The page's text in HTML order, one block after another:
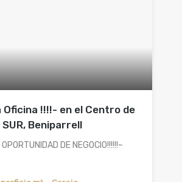
Oficina !!!!- en el Centro de
Beniparrell
DE NEGOCIO!!!!!!~